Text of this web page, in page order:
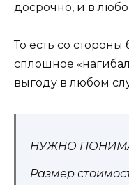
досрочно, и в
То есть со стороны
сплошное
выгоду в любом
НУЖНО
Размер